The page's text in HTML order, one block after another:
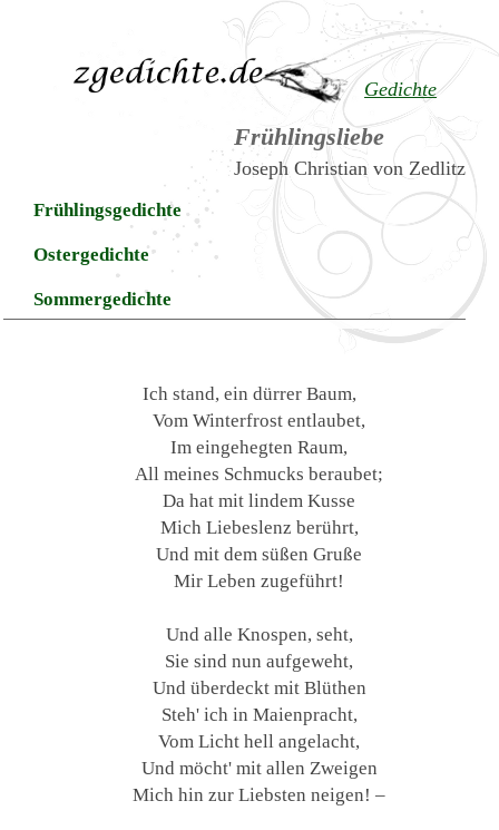
Gedichte
Frühlingsliebe
Joseph Christian von Zedlitz
Frühlingsgedichte
Ostergedichte
Sommergedichte
Ich stand, ein dürrer Baum,
Vom Winterfrost entlaubet,
Im eingehegten Raum,
All meines Schmucks beraubet;
Da hat mit lindem Kusse
Mich Liebeslenz berührt,
Und mit dem süßen Gruße
Mir Leben zugeführt!
Und alle Knospen, seht,
Sie sind nun aufgeweht,
Und überdeckt mit Blüthen
Steh' ich in Maienpracht,
Vom Licht hell angelacht,
Und möcht' mit allen Zweigen
Mich hin zur Liebsten neigen! –